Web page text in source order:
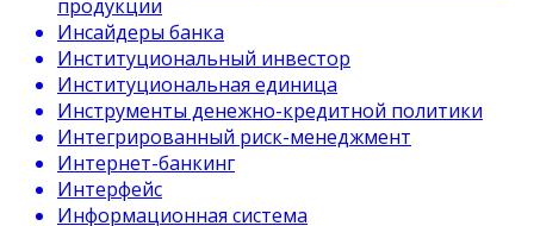
продукции
Инсайдеры банка
Институциональный инвестор
Институциональная единица
Инструменты денежно-кредитной политики
Интегрированный риск-менеджмент
Интернет-банкинг
Интерфейс
Информационная система